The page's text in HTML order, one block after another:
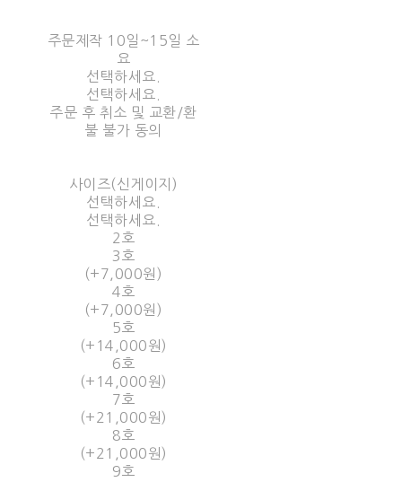
주문제작 10일~15일 소
요
선택하세요.
선택하세요.
주문 후 취소 및 교환/환
불 불가 동의
사이즈(신게이지)
선택하세요.
선택하세요.
2호
3호
(+7,000원)
4호
(+7,000원)
5호
(+14,000원)
6호
(+14,000원)
7호
(+21,000원)
8호
(+21,000원)
9호